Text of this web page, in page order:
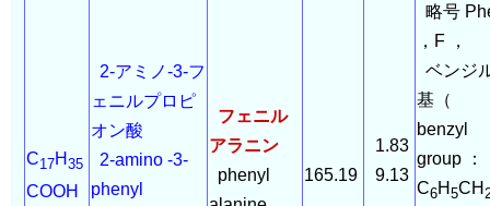
C17H 35
COOH
2-アミノ-3-フ
ェニルプロピ
オン酸
2-amino -3-
phenyl
フェニル
アラニン
phenyl
165.19
1.83
9.13
略号
，F ，
ベンジ
基（
benzyl
group ：
C6H 5CH